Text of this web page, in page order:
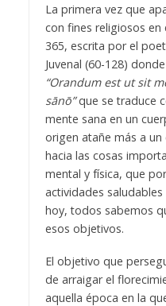
La primera vez que
con fines religiosos
365, escrita por el
Juvenal (60-128)
“Orandum est ut sit
sānō”que se traduce
mente sana en un
origen atañe más a
hacia las cosas
mental y física, que
actividades
hoy, todos sabemos
esos objetivos.
El objetivo que
de arraigar el
aquella época en la